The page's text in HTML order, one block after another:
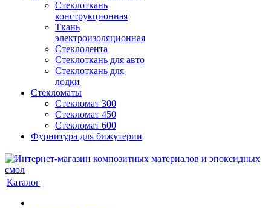
Стеклоткань
конструкционная
Ткань
электроизоляционная
Стеклолента
Стеклоткань для авто
Стеклоткань для
лодки
Стекломаты
Стекломат 300
Стекломат 450
Стекломат 600
Фурнитура для бижутерии
Каталог